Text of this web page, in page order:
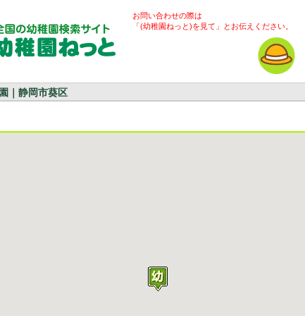
お問い合わせの際は
「(幼稚園ねっと)を見て」とお伝えください。
｜静岡市葵区